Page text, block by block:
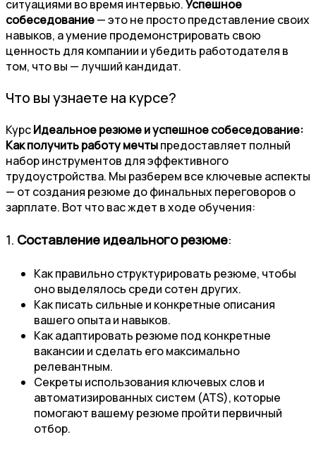
ситуациями во время интервью.Успешное
собеседование— это не просто представление своих
навыков, а умение продемонстрировать свою
ценность для компании и убедить работодателя в
том, что вы — лучший кандидат.
Что вы узнаете на курсе?
КурсИдеальное резюме и успешное собеседование:
Как получить работу мечтыпредоставляет полный
набор инструментов для эффективного
трудоустройства. Мы разберем все ключевые аспекты
— от создания резюме до финальных переговоров о
зарплате. Вот что вас ждет в ходе обучения:
1. Составление идеального резюме:
Как правильно структурировать резюме, чтобы
оно выделялось среди сотен других.
Как писать сильные и конкретные описания
вашего опыта и навыков.
Как адаптировать резюме под конкретные
вакансии и сделать его максимально
релевантным.
Секреты использования ключевых слов и
автоматизированных систем (ATS), которые
помогают вашему резюме пройти первичный
отбор.